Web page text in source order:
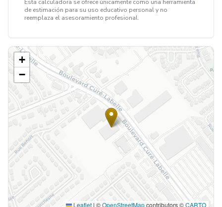
Esta calculadora se ofrece únicamente como una herramienta
de estimación para su uso educativo personal y no
reemplaza el asesoramiento profesional.
+
−
Leaflet | ©OpenStreetMapcontributors ©CARTO